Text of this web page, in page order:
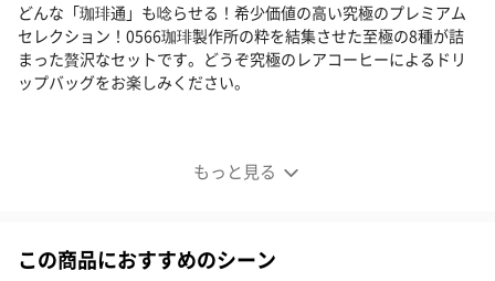
もっと見る
どんな「珈琲通」も唸らせる！希少価値の高い究極のプレミアム
セレクション！0566珈琲製作所の粋を結集させた至極の8種が詰
まった贅沢なセットです。どうぞ究極のレアコーヒーによるドリ
ップバッグをお楽しみください。
この商品におすすめのシーン